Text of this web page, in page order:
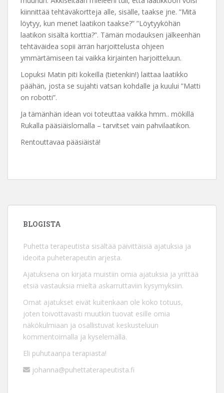
kiinnittää tehtäväkortteja alle, sisälle, taakse jne. ”Mitä
löytyy, kun menet laatikon taakse?” ”Löytyyköhän
laatikon sisältä korttia?”. Tämän modauksen jälkeenhän
tehtäväidea sopii ärrän harjoittelusta ohjeen
ymmärtämiseen tai vaikka kirjainten harjoitteluun.
Lopuksi Matin piti kokeilla (tietenkin!) laittaa laatikko
päähän, josta se sujahti vatsan kohdalle ja kuului ”Matti
on robotti”.
Ja tämänhän idean voi toteuttaa vaikka hmm.. mökillä
Rukalla pääsiäislomalla – tarvitset vain pahvilaatikon.
Rentouttavaa pääsiäistä!
BLOGISTA
Puhetta terapeutista sisältää päivittäisiä ajatuksia ja
ideoita puheterapeutin arjesta.
Ajatuksena on kirjata muistiin omia ajatuksia ja yrittää
etsiä vastauksia mieltä askarruttaviin kysymyksiin.
Omat ajatukset eivät kuitenkaan ole koko totuus,
joten toivottavasti muutkin tuovat esille omia
näkökulmiaan ja osallistuvat keskusteluun
kommentoimalla ja kyselemällä.
Eli puhutaanpa terapiasta!
johanna@puhettaterapeutista.fi